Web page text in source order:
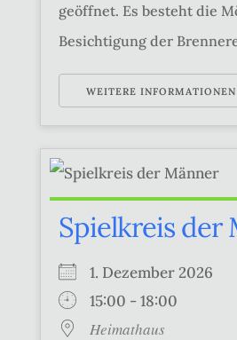
geöffnet. Es besteht die
Besichtigung der
WEITERE INFORMATIONEN
Spielkreis der
1. Dezember 2026
15:00 - 18:00
Heimathaus